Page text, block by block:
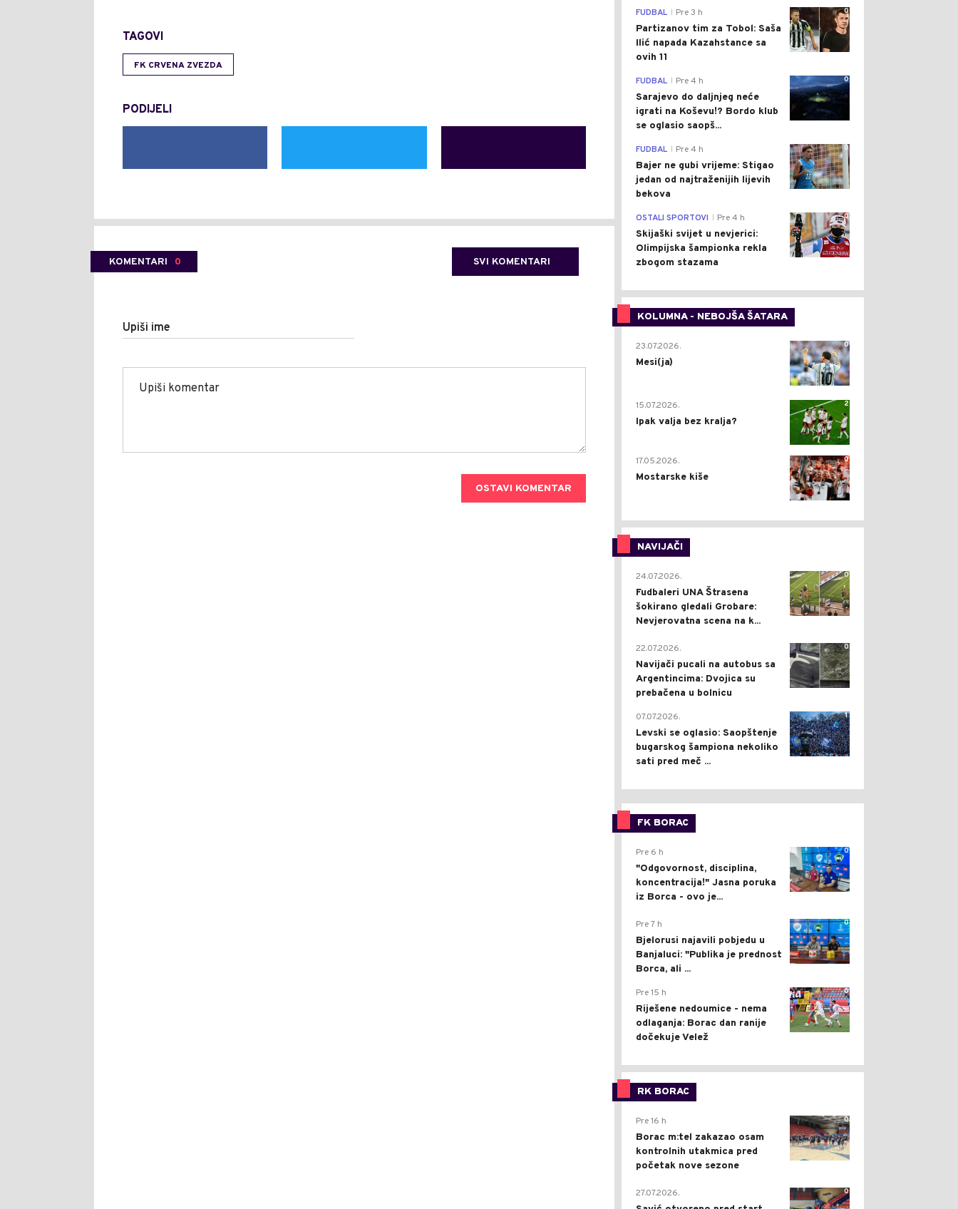
TAGOVI
FK CRVENA ZVEZDA
PODIJELI
KOMENTARI 0 SVI KOMENTARI
Upiši ime
OSTAVI KOMENTAR
0
FUDBAL Pre 3 h
Partizanov tim za Tobol: Saša
Ilić napada Kazahstance sa
ovih 11
0
FUDBAL Pre 4 h
Sarajevo do daljnjeg neće
igrati na Koševu!? Bordo klub
se oglasio saopš...
0
FUDBAL Pre 4 h
Bajer ne gubi vrijeme: Stigao
jedan od najtraženijih lijevih
bekova
0
OSTALI SPORTOVI Pre 4 h
Skijaški svijet u nevjerici:
Olimpijska šampionka rekla
zbogom stazama
KOLUMNA - NEBOJŠA ŠATARA
0
23.07.2026.
Mesi(ja)
2
15.07.2026.
Ipak valja bez kralja?
0
17.05.2026.
Mostarske kiše
NAVIJAČI
0
24.07.2026.
Fudbaleri UNA Štrasena
šokirano gledali Grobare:
Nevjerovatna scena na k...
0
22.07.2026.
Navijači pucali na autobus sa
Argentincima: Dvojica su
prebačena u bolnicu
1
07.07.2026.
Levski se oglasio: Saopštenje
bugarskog šampiona nekoliko
sati pred meč ...
FK BORAC
0
Pre 6 h
"Odgovornost, disciplina,
koncentracija!" Jasna poruka
iz Borca - ovo je...
0
Pre 7 h
Bjelorusi najavili pobjedu u
Banjaluci: "Publika je prednost
Borca, ali ...
0
Pre 15 h
Riješene nedoumice - nema
odlaganja: Borac dan ranije
dočekuje Velež
RK BORAC
0
Pre 16 h
Borac m:tel zakazao osam
kontrolnih utakmica pred
početak nove sezone
0
27.07.2026.